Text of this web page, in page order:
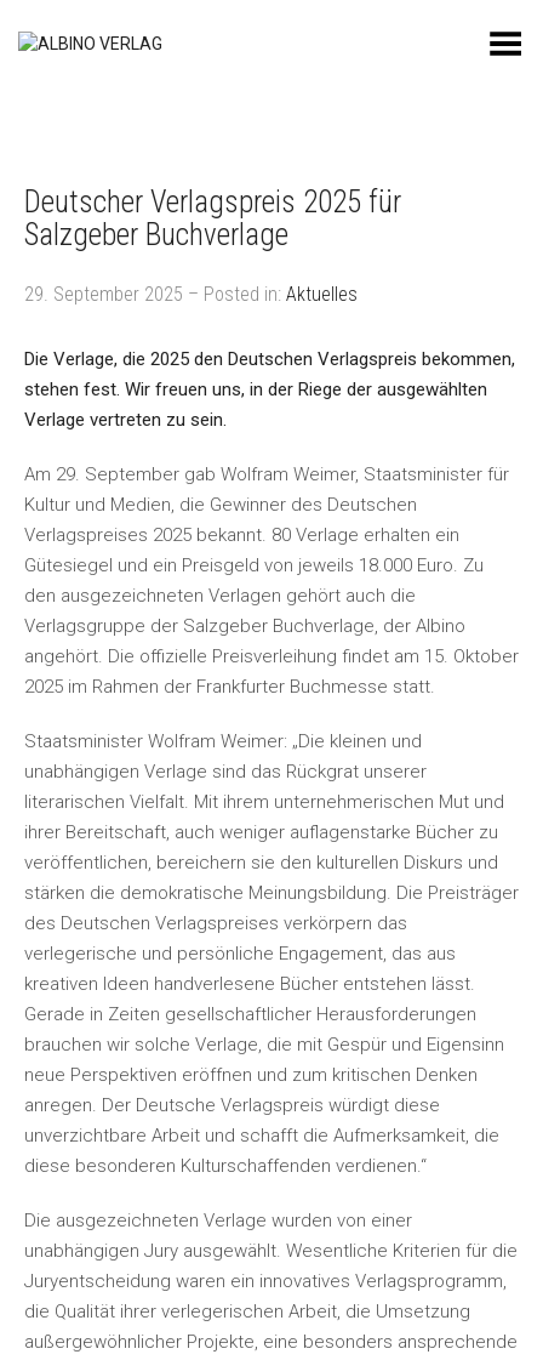
Toggle Menu
Deutscher Verlagspreis 2025 für
Salzgeber Buchverlage
29. September 2025 – Posted in: Aktuelles
Die Verlage, die 2025 den Deutschen Verlagspreis bekommen,
stehen fest. Wir freuen uns, in der Riege der ausgewählten
Verlage vertreten zu sein.
Am 29. September gab Wolfram Weimer, Staatsminister für
Kultur und Medien, die Gewinner des Deutschen
Verlagspreises 2025 bekannt. 80 Verlage erhalten ein
Gütesiegel und ein Preisgeld von jeweils 18.000 Euro. Zu
den ausgezeichneten Verlagen gehört auch die
Verlagsgruppe der Salzgeber Buchverlage, der Albino
angehört. Die offizielle Preisverleihung findet am 15. Oktober
2025 im Rahmen der Frankfurter Buchmesse statt.
Staatsminister Wolfram Weimer: „Die kleinen und
unabhängigen Verlage sind das Rückgrat unserer
literarischen Vielfalt. Mit ihrem unternehmerischen Mut und
ihrer Bereitschaft, auch weniger auflagenstarke Bücher zu
veröffentlichen, bereichern sie den kulturellen Diskurs und
stärken die demokratische Meinungsbildung. Die Preisträger
des Deutschen Verlagspreises verkörpern das
verlegerische und persönliche Engagement, das aus
kreativen Ideen handverlesene Bücher entstehen lässt.
Gerade in Zeiten gesellschaftlicher Herausforderungen
brauchen wir solche Verlage, die mit Gespür und Eigensinn
neue Perspektiven eröffnen und zum kritischen Denken
anregen. Der Deutsche Verlagspreis würdigt diese
unverzichtbare Arbeit und schafft die Aufmerksamkeit, die
diese besonderen Kulturschaffenden verdienen.“
Die ausgezeichneten Verlage wurden von einer
unabhängigen Jury ausgewählt. Wesentliche Kriterien für die
Juryentscheidung waren ein innovatives Verlagsprogramm,
die Qualität ihrer verlegerischen Arbeit, die Umsetzung
außergewöhnlicher Projekte, eine besonders ansprechende